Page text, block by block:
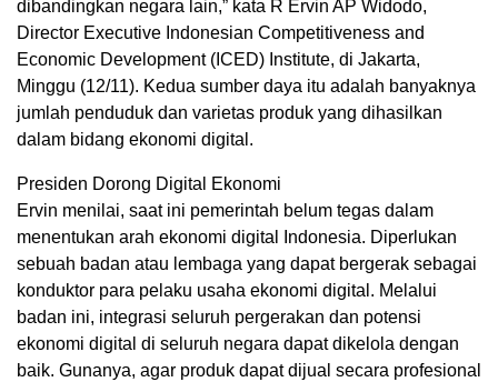
dibandingkan negara lain,” kata R Ervin AP Widodo,
Director Executive Indonesian Competitiveness and
Economic Development (ICED) Institute, di Jakarta,
Minggu (12/11). Kedua sumber daya itu adalah banyaknya
jumlah penduduk dan varietas produk yang dihasilkan
dalam bidang ekonomi digital.
Presiden Dorong Digital Ekonomi
Ervin menilai, saat ini pemerintah belum tegas dalam
menentukan arah ekonomi digital Indonesia. Diperlukan
sebuah badan atau lembaga yang dapat bergerak sebagai
konduktor para pelaku usaha ekonomi digital. Melalui
badan ini, integrasi seluruh pergerakan dan potensi
ekonomi digital di seluruh negara dapat dikelola dengan
baik. Gunanya, agar produk dapat dijual secara profesional